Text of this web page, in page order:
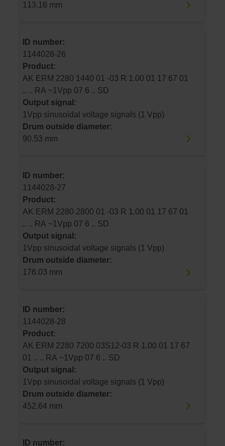
113.16 mm
ID number:
1144028-26
Product:
AK ERM 2280 1440 01 -03 R 1.00 01 17 67 01
.. .. RA ~1Vpp 07 6 .. SD
Output signal:
1Vpp sinusoidal voltage signals (1 Vpp)
Drum outside diameter:
90.53 mm
ID number:
1144028-27
Product:
AK ERM 2280 2800 01 -03 R 1.00 01 17 67 01
.. .. RA ~1Vpp 07 6 .. SD
Output signal:
1Vpp sinusoidal voltage signals (1 Vpp)
Drum outside diameter:
176.03 mm
ID number:
1144028-28
Product:
AK ERM 2280 7200 03S12-03 R 1.00 01 17 67
01 .. .. RA ~1Vpp 07 6 .. SD
Output signal:
1Vpp sinusoidal voltage signals (1 Vpp)
Drum outside diameter:
452.64 mm
ID number: